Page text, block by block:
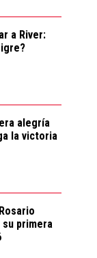
a River:
alegría
la victoria
primera